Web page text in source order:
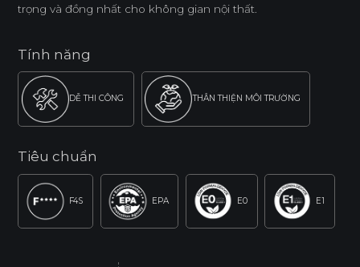
trọng và đồng nhất cho không gian nội thất.
Tính năng
DỄ THI CÔNG THÂN THIỆN MÔI TRƯỜNG
Tiêu chuẩn
F4S EPA E0 E1